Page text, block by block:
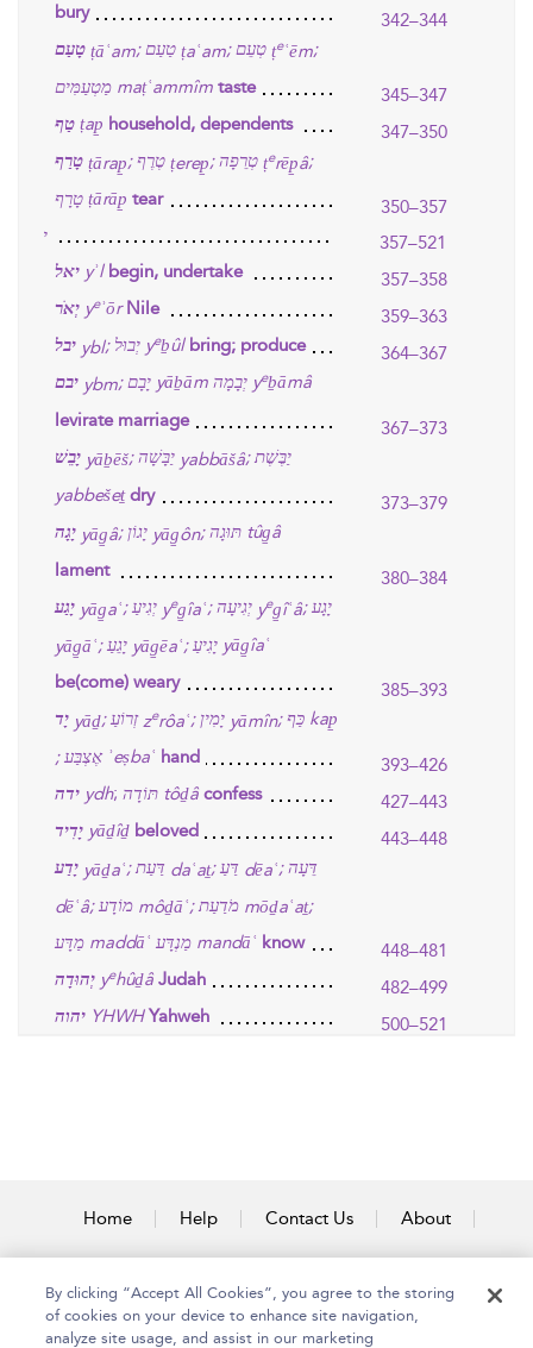
bury
342–344
טָעַם ṭāʿam; טַעַם ṭaʿam; טְעֵם ṭeʿēm;
מַטְעַמִּים maṭʿammîm taste
345–347
טַף ṭap̱ household, dependents
347–350
טָרַף ṭārap̱; טֶרֶף ṭerep̱; טְרֵפָה ṭerēp̱â;
טָרָף ṭārāp̱ tear
350–357
י
357–521
יאל yʾl begin, undertake
357–358
יְאֹר yeʾōr Nile
359–363
יבל ybl; יְבוּל yeḇûl bring; produce
364–367
יבם ybm; יָבָם yāḇām יְבָמָה yeḇāmâ
levirate marriage
367–373
יָבֵשׁ yāḇēš; יַבָּשָׁה yabbāšâ; יַבֶּשֶׁת
yabbešeṯ dry
373–379
יָגָה yāg̱â; יָגוֹן yāg̱ôn; תּוּגָה tûg̱â
lament
380–384
יָגַע yāg̱aʿ; יְגִיעַ yeg̱îaʿ; יְגִיעָה yeg̱îʿâ; יָגָע
yāg̱āʿ; יָגֵעַ yāg̱ēaʿ; יָגִיעַ yāg̱îaʿ
be(come) weary
385–393
יָד yāḏ; זְרוֹעַ zerôaʿ; יָמִין yāmîn; כַּף kap̱
; אֶצְבַּע ʾeṣbaʿ hand
393–426
ידה ydh; תּוֹדָה tôḏâ confess
427–443
יָדִיד yāḏîḏ beloved
443–448
יָדַע yāḏaʿ; דַּעַת daʿaṯ; דַּעַ dēaʿ; דֵּעָה
dēʿâ; מוֹדָע môḏāʿ; מֹדַעַת mōḏaʿaṯ;
מַדָּע maddāʿ מַנְדָּע mandāʿ know
448–481
יְהוּדָה yehûḏâ Judah
482–499
יהוה YHWH Yahweh 500–521
Home Help Contact Us About
By clicking “Accept All Cookies”, you agree to the storing
of cookies on your device to enhance site navigation,
analyze site usage, and assist in our marketing